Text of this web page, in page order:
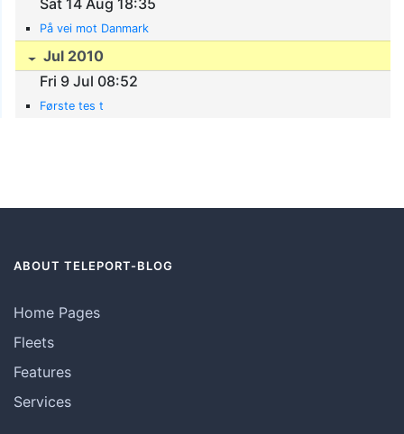
På vei mot Danmark
Jul 2010
Fri 9 Jul 08:52
Første tes t
ABOUT TELEPORT-BLOG
Home Pages
Fleets
Features
Services